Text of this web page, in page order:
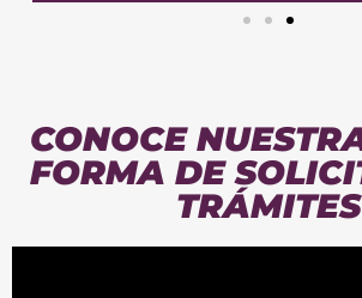
CONOCE
FORMA DE
TRÁMITES